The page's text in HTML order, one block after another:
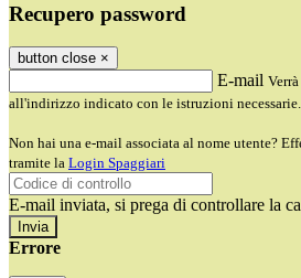
Recupero password
button close ×
E-mail
all'indirizzo indicato con le istruzioni necessarie.
Non hai una e-mail associata al nome utente?
tramite la Login Spaggiari
E-mail inviata, si prega di controllare la
Errore